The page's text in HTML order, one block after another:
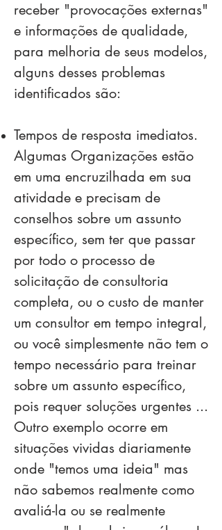
receber "provocações externas"
e informações de qualidade,
para melhoria de seus modelos,
alguns desses problemas
identificados são:
Tempos de resposta imediatos.
Algumas Organizações estão
em uma encruzilhada em sua
atividade e precisam de
conselhos sobre um assunto
específico, sem ter que passar
por todo o processo de
solicitação de consultoria
completa, ou o custo de manter
um consultor em tempo integral,
ou você simplesmente não tem o
tempo necessário para treinar
sobre um assunto específico,
pois requer soluções urgentes ...
Outro exemplo ocorre em
situações vividas diariamente
onde "temos uma ideia" mas
não sabemos realmente como
avaliá-la ou se realmente